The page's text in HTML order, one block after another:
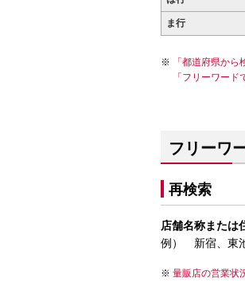
ま行
「都道府県か
「フリーワード
フリーワ
再検索
店舗名称または
例） 新宿、東
量販店の営業状